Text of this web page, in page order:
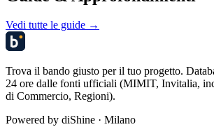
Vedi tutte le guide →
Trova il bando giusto per il tuo progetto.
24 ore dalle fonti ufficiali (MIMIT, Invitalia,
di Commercio, Regioni).
Powered by diShine · Milano